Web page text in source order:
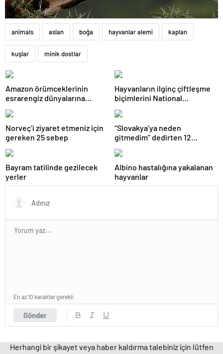
animals aslan boğa hayvanlar alemi kaplan
kuşlar minik dostlar
Amazon örümceklerinin
esrarengiz dünyalarına
Hayvanların ilginç çiftleşme
biçimlerini National
Norveç’i ziyaret etmeniz için
gereken 25 sebep
“Slovakya’ya neden
gitmedim” dedirten 12
Bayram tatilinde gezilecek
yerler
Albino hastalığına yakalanan
hayvanlar
Gönder
En az 10 karakter gerekli
Herhangi bir şikayet veya haber kaldırma talebiniz için lütfen